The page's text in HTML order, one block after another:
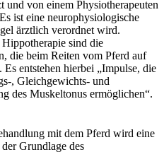
mit dem Pferd und das
von einem Physiotherapeuten
ist eine neurophysiologische
ärztlich verordnet wird.
sind die
die beim Reiten vom Pferd auf
entstehen hierbei „Impulse, die
, Gleichgewichts- und